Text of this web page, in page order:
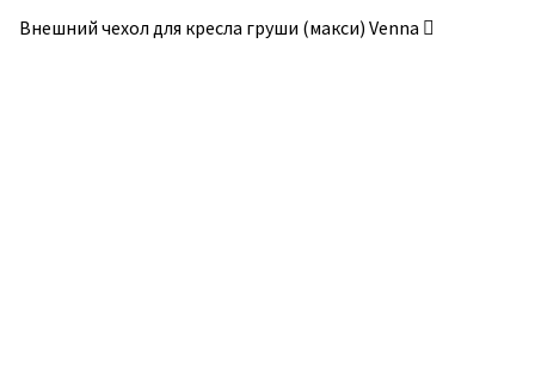
Внешний чехол для кресла груши (макси) Venna